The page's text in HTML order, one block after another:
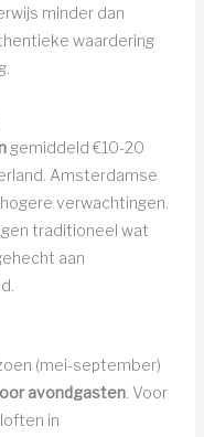
minder dan
waardering
gemiddeld €10-20
Amsterdamse
verwachtingen.
traditioneel wat
aan
(mei-september)
avondgasten. Voor
in